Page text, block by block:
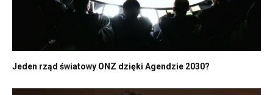
Jeden rząd światowy ONZ dzięki Agendzie 2030?